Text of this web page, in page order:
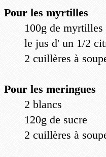
Pour les myrtilles
100g de myrtilles
le jus d' un 1/2
2 cuillères à
Pour les meringues
2 blancs
120g de sucre
2 cuillères à